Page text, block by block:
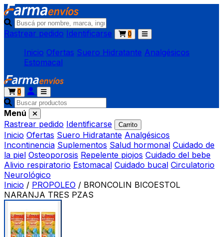
Rastrear pedido Identificarse 0
Inicio Ofertas Suero Hidratante Analgésicos
Estomacal
0
Menú
Rastrear pedido Identificarse Carrito
Inicio Ofertas Suero Hidratante Analgésicos
Incontinencia Suplementos Salud hormonal Cuidado de
la piel Osteoporosis Repelente piojos Cuidado del bebe
Alivio respiratorio Estomacal Cuidado bucal Circulatorio
Neurológico
Inicio / PROPOLEO / BRONCOLIN BICOESTOL
NARANJA TRES PZAS